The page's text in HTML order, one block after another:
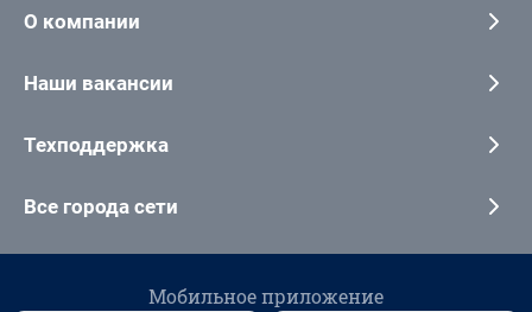
О компании
Наши вакансии
Техподдержка
Все города сети
Мобильное приложение